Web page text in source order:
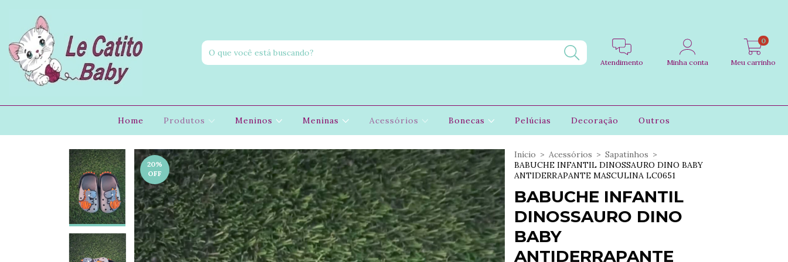
Atendimento Minha conta Meu carrinho
0
Home Produtos Meninos Meninas Acessórios Bonecas Pelúcias Decoração Outros
20%
OFF
Início > Acessórios > Sapatinhos >
BABUCHE INFANTIL DINOSSAURO DINO BABY
ANTIDERRAPANTE MASCULINA LC0651
BABUCHE INFANTIL
DINOSSAURO DINO
BABY
ANTIDERRAPANTE